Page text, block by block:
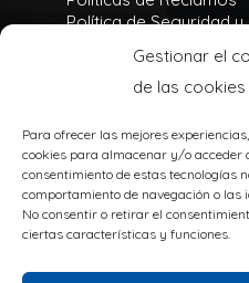
Gestionar el
de las cookies
Para ofrecer las mejores
cookies para almacenar y/o acceder
consentimiento de estas tecnologías
comportamiento de navegación o las
No consentir o retirar el
ciertas características y funciones.
Política de Seguridad
Política Ambiental
Gases Refrigerantes
TODOS LOS